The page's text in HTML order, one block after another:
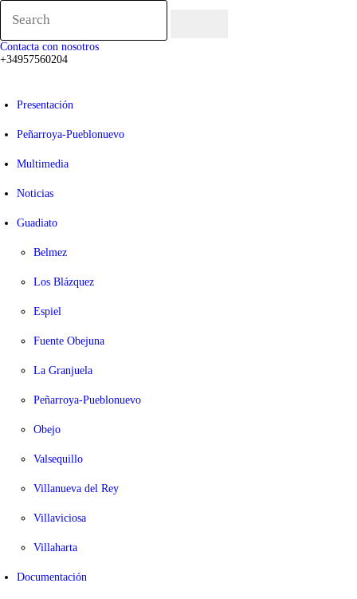
Contacta con nosotros
+34957560204
Presentación
Peñarroya-Pueblonuevo
Multimedia
Noticias
Guadiato
Belmez
Los Blázquez
Espiel
Fuente Obejuna
La Granjuela
Peñarroya-Pueblonuevo
Obejo
Valsequillo
Villanueva del Rey
Villaviciosa
Villaharta
Documentación
PRESENTACIÓN
PEÑARROYA-
MULTIMEDIA
NOTICIAS
GUADIATO
DOCUMENTACIÓN